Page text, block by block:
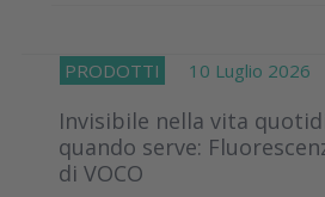
PRODOTTI 10 Luglio 2026
Invisibile nella vita
quando serve:
di VOCO